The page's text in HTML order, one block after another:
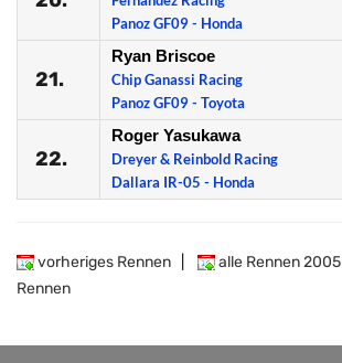
Panoz GF09 - Honda
21.
Ryan Briscoe
Chip Ganassi Racing
Panoz GF09 - Toyota
22.
Roger Yasukawa
Dreyer & Reinbold Racing
Dallara IR-05 - Honda
vorheriges Rennen alle Rennen 2005
Rennen